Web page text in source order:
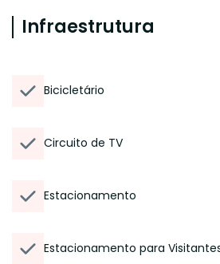
Infraestrutura
Bicicletário
Circuito de TV
Estacionamento
Estacionamento para